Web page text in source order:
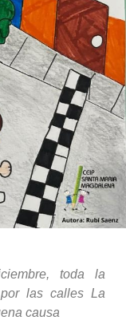
toda la
las calles La
causa